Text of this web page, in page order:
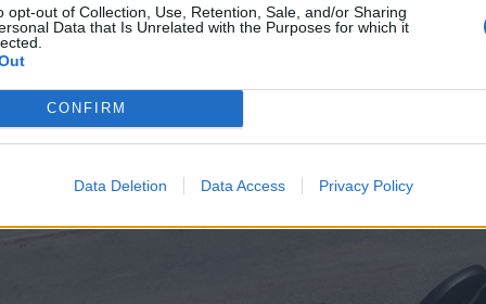
opt-out of Collection, Use, Retention, Sale, and/or Sharing
Data that Is Unrelated with the Purposes for which it
CONFIRM
Data Deletion Data Access Privacy Policy
anos, sendo inicialmente do meu irmão mais novo (18 anos)
as motos, pois as mazelas que ela apresenta, são marcas
moto, e a precisar de um meio de transporte, a KEEWAY
que. Diga-se de passagem, faz todos os dias
Bastante económica e ágil, tem um bom compromisso na